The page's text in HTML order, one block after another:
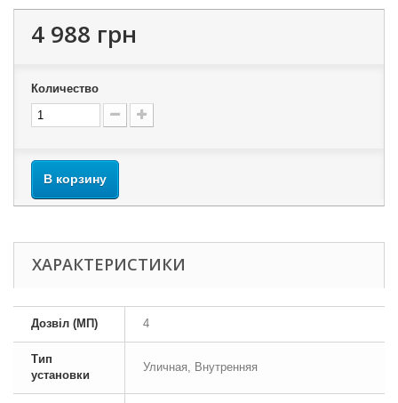
4 988 грн
Количество
В корзину
ХАРАКТЕРИСТИКИ
Дозвіл (МП) 4
Тип
установки
Уличная, Внутренняя